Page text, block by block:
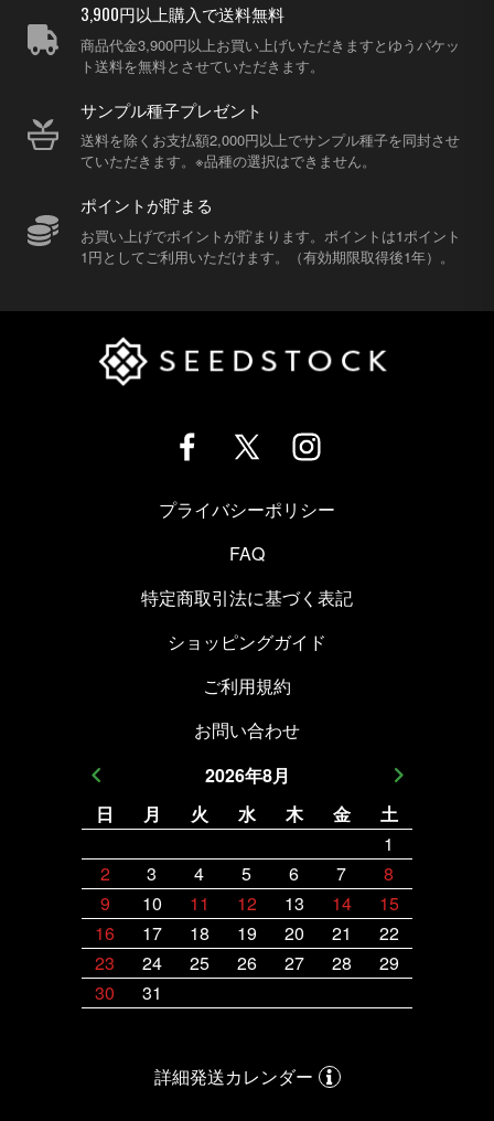
3,900円以上購入で送料無料
商品代金3,900円以上お買い上げいただきますとゆうパケッ
ト送料を無料とさせていただきます。
サンプル種子プレゼント
送料を除くお支払額2,000円以上でサンプル種子を同封させ
ていただきます。※品種の選択はできません。
ポイントが貯まる
お買い上げでポイントが貯まります。ポイントは1ポイント
1円としてご利用いただけます。（有効期限取得後1年）。
プライバシーポリシー
FAQ
特定商取引法に基づく表記
ショッピングガイド
ご利用規約
お問い合わせ
2026年8月
日
月 火 水 木 金
土
1
2
3 4 5 6 7
8
9
10 11 12 13 14
15
16
17 18 19 20 21
22
23
24 25 26 27 28
29
30
31
詳細発送カレンダー